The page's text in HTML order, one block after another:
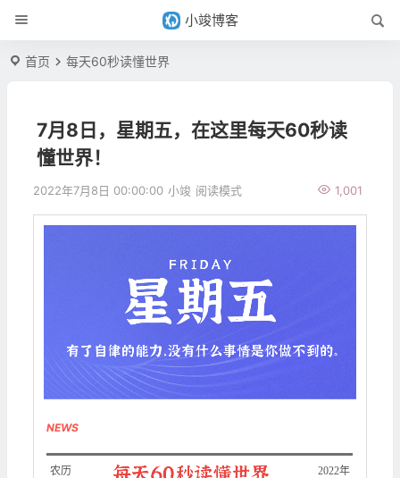
小竣博客
首页 每天60秒读懂世界
7月8日，星期五，在这里每天60秒读
懂世界！
2022年7月8日 00:00:00 小竣 1,001
阅读模式
NEWS
2022年
农历